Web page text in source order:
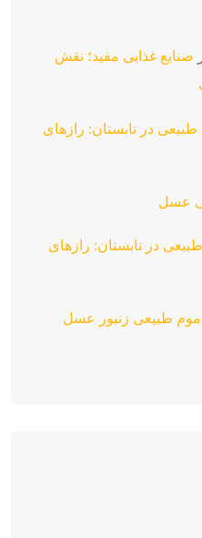
صنایع غذایی مفید؛ نقش
در تابستان: رازهای
عسل
در تابستان: رازهای
موم طبیعی زنبور عسل